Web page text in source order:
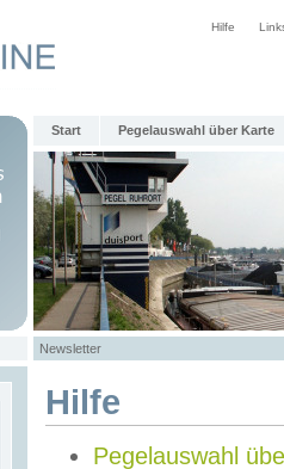
Hilfe
Start Pegelauswahl über Karte
Newsletter
Hilfe
Pegelauswahl